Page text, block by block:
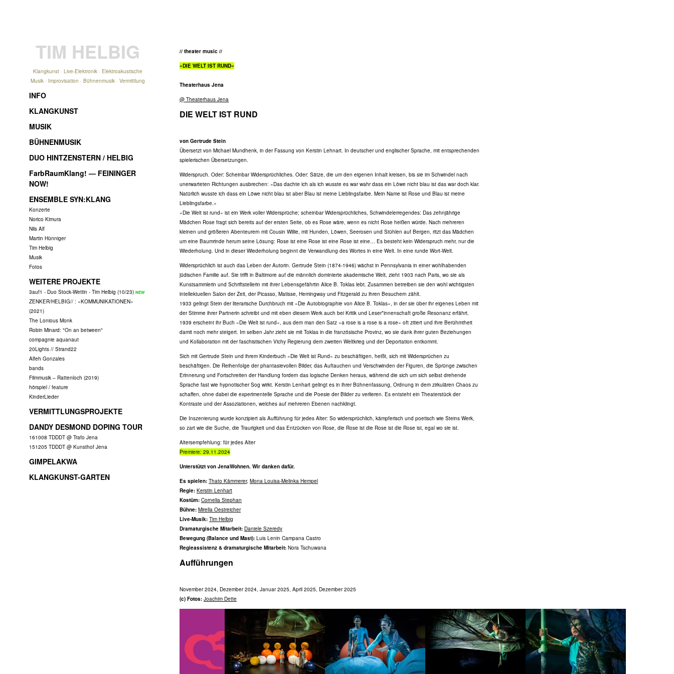
TIM HELBIG
Klangkunst · Live-Elektronik · Elektroakustische
Musik · Improvisation · Bühnenmusik · Vermittlung
INFO
KLANGKUNST
MUSIK
BÜHNENMUSIK
DUO HINTZENSTERN / HELBIG
FarbRaumKlang! — FEININGER
NOW!
ENSEMBLE SYN:KLANG
Konzerte
Norico Kimura
Nils Alf
Martin Hünniger
Tim Helbig
Musik
Fotos
WEITERE PROJEKTE
3auf1 - Duo Stock-Wettin - Tim Helbig (10/23)
ZENKER/HELBIG// : »KOMMUNIKATIONEN«
(2021)
The Lonious Monk
Robin Minard: "On an between"
compagnie aquanaut
20Lights // Strand22
Alfeh Gonzales
bands
Filmmusik – Rattenloch (2019)
hörspiel / feature
KinderLieder
VERMITTLUNGSPROJEKTE
DANDY DESMOND DOPING TOUR
161008 TDDDT @ Trafo Jena
151205 TDDDT @ Kunsthof Jena
GIMPELAKWA
KLANGKUNST-GARTEN
// theater music //
»DIE WELT IST RUND«
Theaterhaus Jena
@ Theaterhaus Jena
DIE WELT IST RUND
von Gertrude Stein
Übersetzt von Michael Mundhenk, in der Fassung von Kerstin Lehnart. In deutscher und englischer Sprache, mit entsprechenden
spielerischen Übersetzungen.
Widerspruch. Oder: Scheinbar Widersprüchliches. Oder: Sätze, die um den eigenen Inhalt kreisen, bis sie im Schwindel nach
unerwarteten Richtungen ausbrechen: »Das dachte ich als ich wusste es war wahr dass ein Löwe nicht blau ist das war doch klar.
Natürlich wusste ich dass ein Löwe nicht blau ist aber Blau ist meine Lieblingsfarbe. Mein Name ist Rose und Blau ist meine
Lieblingsfarbe.«
»Die Welt ist rund« ist ein Werk voller Widersprüche; scheinbar Widersprüchliches, Schwindelerregendes: Das zehnjährige
Mädchen Rose fragt sich bereits auf der ersten Seite, ob es Rose wäre, wenn es nicht Rose heißen würde. Nach mehreren
kleinen und größeren Abenteurern mit Cousin Willie, mit Hunden, Löwen, Seerosen und Stühlen auf Bergen, ritzt das Mädchen
um eine Baumrinde herum seine Lösung: Rose ist eine Rose ist eine Rose ist eine… Es besteht kein Widerspruch mehr, nur die
Wiederholung. Und in dieser Wiederholung beginnt die Verwandlung des Wortes in eine Welt. In eine runde Wort-Welt.
Widersprüchlich ist auch das Leben der Autorin. Gertrude Stein (1874-1946) wächst in Pennsylvania in einer wohlhabenden
jüdischen Familie auf. Sie trifft in Baltimore auf die männlich dominierte akademische Welt, zieht 1903 nach Paris, wo sie als
Kunstsammlerin und Schriftstellerin mit ihrer Lebensgefährtin Alice B. Toklas lebt. Zusammen betreiben sie den wohl wichtigsten
intellektuellen Salon der Zeit, der Picasso, Matisse, Hemingway und Fitzgerald zu ihren Besuchern zählt.
1933 gelingt Stein der literarische Durchbruch mit »Die Autobiographie von Alice B. Toklas«, in der sie über ihr eigenes Leben mit
der Stimme ihrer Partnerin schreibt und mit eben diesem Werk auch bei Kritik und Leser*innenschaft große Resonanz erfährt.
1939 erscheint ihr Buch »Die Welt ist rund«, aus dem man den Satz »a rose is a rose is a rose« oft zitiert und ihre Berühmtheit
damit noch mehr steigert. Im selben Jahr zieht sie mit Toklas in die französische Provinz, wo sie dank ihrer guten Beziehungen
und Kollaboration mit der faschistischen Vichy Regierung dem zweiten Weltkrieg und der Deportation entkommt.
Sich mit Gertrude Stein und ihrem Kinderbuch »Die Welt ist Rund« zu beschäftigen, heißt, sich mit Widersprüchen zu
beschäftigen. Die Reihenfolge der phantasievollen Bilder, das Auftauchen und Verschwinden der Figuren, die Sprünge zwischen
Erinnerung und Fortschreiten der Handlung fordern das logische Denken heraus, während die sich um sich selbst drehende
Sprache fast wie hypnotischer Sog wirkt. Kerstin Lenhart gelingt es in ihrer Bühnenfassung, Ordnung in dem zirkulären Chaos zu
schaffen, ohne dabei die experimentelle Sprache und die Poesie der Bilder zu verlieren. Es entsteht ein Theaterstück der
Kontraste und der Assoziationen, welches auf mehreren Ebenen nachklingt.
Die Inszenierung wurde konzipiert als Aufführung für jedes Alter: So widersprüchlich, kämpferisch und poetisch wie Steins Werk,
so zart wie die Suche, die Traurigkeit und das Entzücken von Rose, die Rose ist die Rose ist die Rose ist, egal wo sie ist.
Altersempfehlung: für jedes Alter
Premiere: 29.11.2024
Unterstützt von JenaWohnen. Wir danken dafür.
Es spielen: Thato Kämmerer, Mona Louisa-Melinka Hempel
Regie: Kerstin Lenhart
Kostüm: Cornelia Stephan
Bühne: Mirella Oestreicher
Live-Musik: Tim Helbig
Dramaturgische Mitarbeit: Daniele Szeredy
Bewegung (Balance und Mast): Luis Lenin Campana Castro
Regieassistenz & dramaturgische Mitarbeit: Nora Tschuwana
Aufführungen
November 2024, Dezember 2024, Januar 2025, April 2025, Dezember 2025
(c) Fotos: Joachim Dette